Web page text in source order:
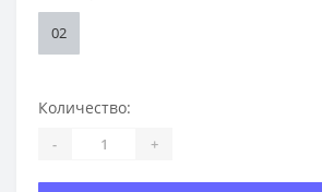
02
Количество:
- +